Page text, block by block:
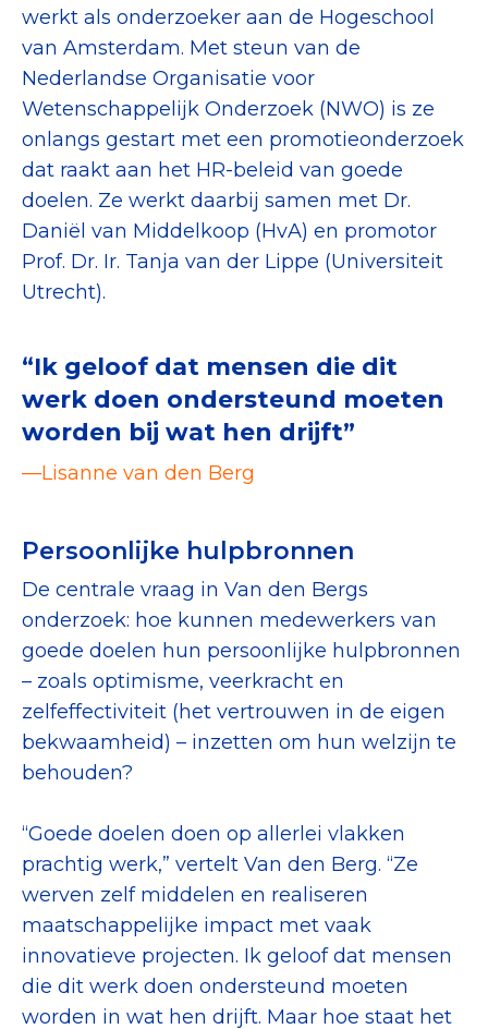
werkt als onderzoeker aan de Hogeschool
van Amsterdam. Met steun van de
Nederlandse Organisatie voor
Wetenschappelijk Onderzoek (NWO) is ze
onlangs gestart met een promotieonderzoek
dat raakt aan het HR-beleid van goede
doelen. Ze werkt daarbij samen met Dr.
Daniël van Middelkoop (HvA) en promotor
Prof. Dr. Ir. Tanja van der Lippe (Universiteit
Utrecht).
“Ik geloof dat mensen die dit
werk doen ondersteund moeten
worden bij wat hen drijft”
—Lisanne van den Berg
Persoonlijke hulpbronnen
De centrale vraag in Van den Bergs
onderzoek: hoe kunnen medewerkers van
goede doelen hun persoonlijke hulpbronnen
– zoals optimisme, veerkracht en
zelfeffectiviteit (het vertrouwen in de eigen
bekwaamheid) – inzetten om hun welzijn te
behouden?
“Goede doelen doen op allerlei vlakken
prachtig werk,” vertelt Van den Berg. “Ze
werven zelf middelen en realiseren
maatschappelijke impact met vaak
innovatieve projecten. Ik geloof dat mensen
die dit werk doen ondersteund moeten
worden in wat hen drijft. Maar hoe staat het